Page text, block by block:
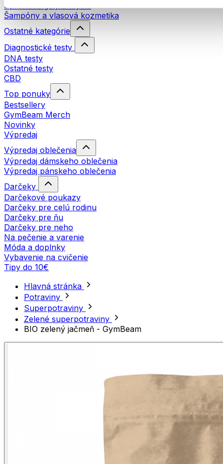
Sprchové gély a mydlá
Šampóny a vlasová kozmetika
Ostatné kategórie
Diagnostické testy
DNA testy
Ostatné testy
CBD
Top ponuky
Bestsellery
GymBeam Merch
Novinky
Výpredaj
Výpredaj oblečenia
Výpredaj dámskeho oblečenia
Výpredaj pánskeho oblečenia
Darčeky
Darčekové poukazy
Darčeky pre celú rodinu
Darčeky pre ňu
Darčeky pre neho
Na pečenie a varenie
Móda a doplnky
Vybavenie na cvičenie
Tipy do 10€
Hlavná stránka
Potraviny
Superpotraviny
Zelené superpotraviny
BIO zelený jačmeň - GymBeam